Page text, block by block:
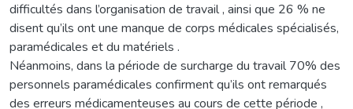
difficultés dans l’organisation de travail , ainsi que 26 % ne
disent qu’ils ont une manque de corps médicales spécialisés,
paramédicales et du matériels .
Néanmoins, dans la période de surcharge du travail 70% des
personnels paramédicales confirment qu’ils ont remarqués
des erreurs médicamenteuses au cours de cette période ,